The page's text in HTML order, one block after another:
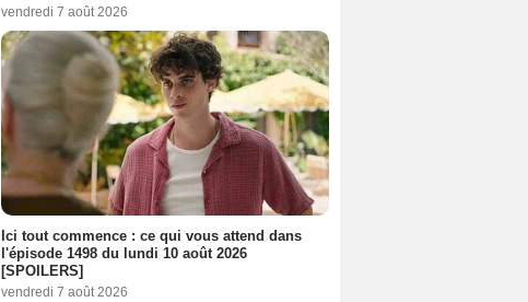
vendredi 7 août 2026
Ici tout commence : ce qui vous attend dans
l'épisode 1498 du lundi 10 août 2026
[SPOILERS]
vendredi 7 août 2026